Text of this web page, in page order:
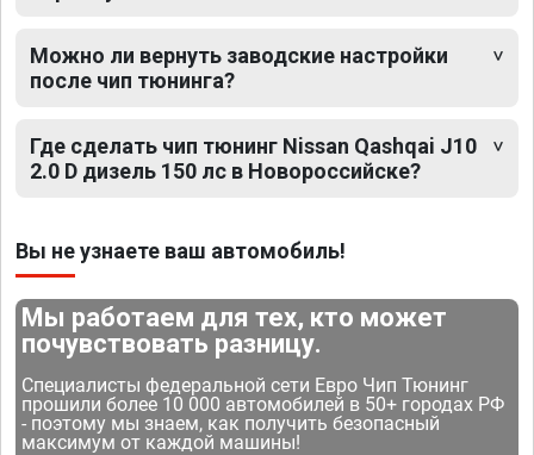
Можно ли вернуть заводские настройки
после чип тюнинга?
Где сделать чип тюнинг Nissan Qashqai J10
2.0 D дизель 150 лс в Новороссийске?
Вы не узнаете ваш автомобиль!
Мы работаем для тех, кто может
почувствовать разницу.
Специалисты федеральной сети Евро Чип Тюнинг
прошили более 10 000 автомобилей в 50+ городах РФ
- поэтому мы знаем, как получить безопасный
максимум от каждой машины!